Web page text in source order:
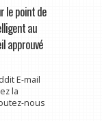
le point de
au
approuvé
E-mail
la
nous